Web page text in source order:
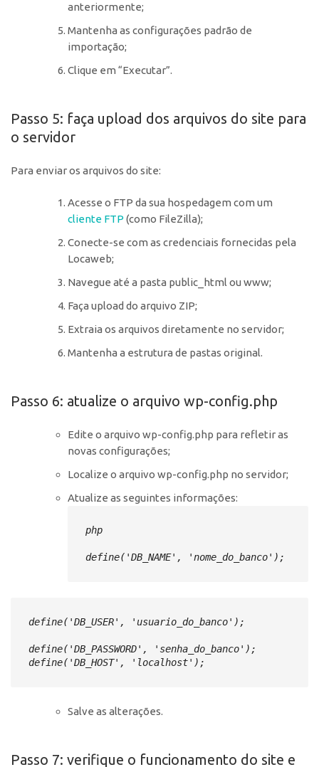
anteriormente;
Mantenha as configurações padrão de
importação;
Clique em “Executar”.
Passo 5: faça upload dos arquivos do site para
o servidor
Para enviar os arquivos do site:
Acesse o FTP da sua hospedagem com um
cliente FTP (como FileZilla);
Conecte-se com as credenciais fornecidas pela
Locaweb;
Navegue até a pasta public_html ou www;
Faça upload do arquivo ZIP;
Extraia os arquivos diretamente no servidor;
Mantenha a estrutura de pastas original.
Passo 6: atualize o arquivo wp-config.php
Edite o arquivo wp-config.php para refletir as
novas configurações;
Localize o arquivo wp-config.php no servidor;
Atualize as seguintes informações:
php
define('DB_NAME', 'nome_do_banco');
define('DB_USER', 'usuario_do_banco');
define('DB_PASSWORD', 'senha_do_banco');
define('DB_HOST', 'localhost');
Salve as alterações.
Passo 7: verifique o funcionamento do site e